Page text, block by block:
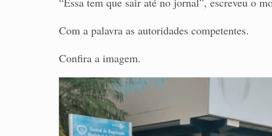
Com a palavra as autoridades competentes.
Confira a imagem.